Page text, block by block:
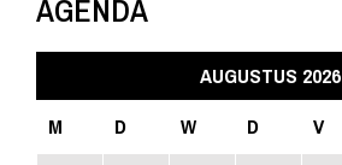
AGENDA
AUGUSTUS 2026
M
D W D V